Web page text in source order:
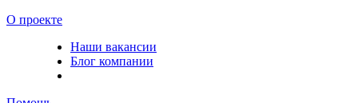
О проекте
Наши вакансии
Блог компании